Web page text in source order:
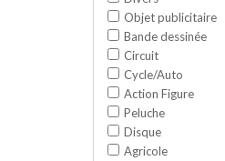
Objet publicitaire
Bande dessinée
Circuit
Cycle/Auto
Action Figure
Peluche
Disque
Agricole